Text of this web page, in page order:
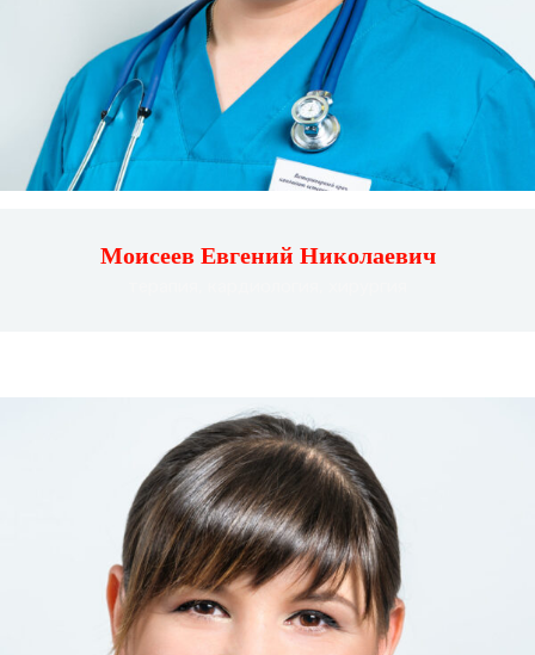
Моисеев Евгений Николаевич